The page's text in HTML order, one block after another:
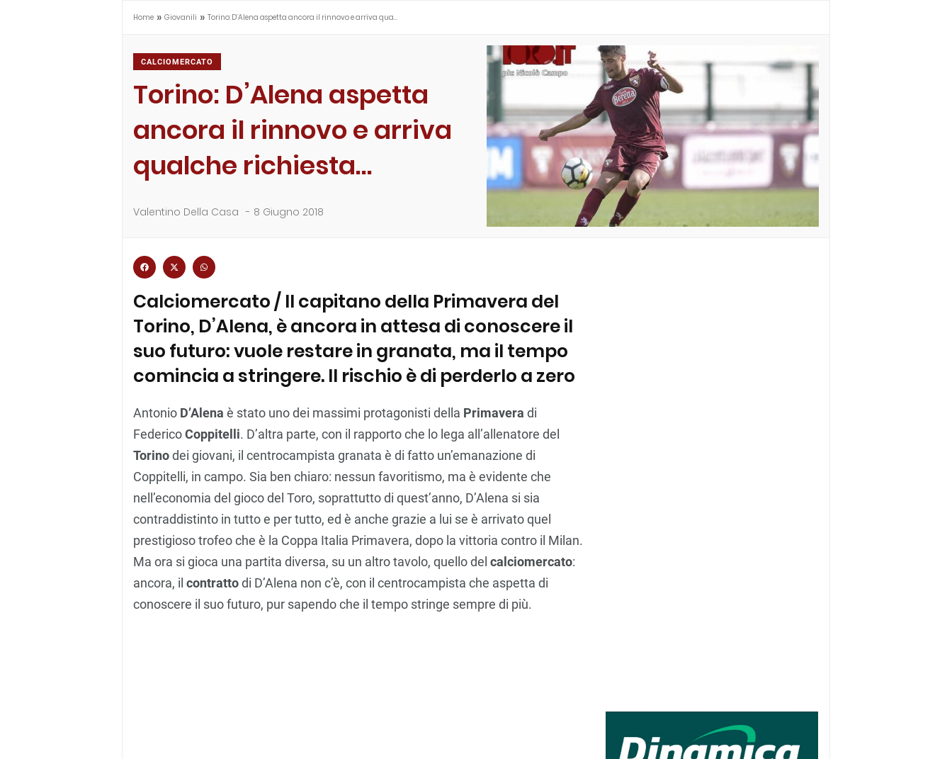
Home » Giovanili » Torino: D’Alena aspetta ancora il rinnovo e arriva qua…
CALCIOMERCATO
Torino: D’Alena aspetta
ancora il rinnovo e arriva
qualche richiesta…
Valentino Della Casa - 8 Giugno 2018
Calciomercato / Il capitano della Primavera del
Torino, D’Alena, è ancora in attesa di conoscere il
suo futuro: vuole restare in granata, ma il tempo
comincia a stringere. Il rischio è di perderlo a zero
Antonio D’Alena è stato uno dei massimi protagonisti della Primavera di
FedericoCoppitelli. D’altra parte, con il rapporto che lo lega all’allenatore del
Torinodei giovani, il centrocampista granata è di fatto un’emanazione di
Coppitelli, in campo. Sia ben chiaro: nessun favoritismo, ma è evidente che
nell’economia del gioco del Toro, soprattutto di quest’anno, D’Alena si sia
contraddistinto in tutto e per tutto, ed è anche grazie a lui se è arrivato quel
prestigioso trofeo che è la Coppa Italia Primavera, dopo la vittoria contro il Milan.
Ma ora si gioca una partita diversa, su un altro tavolo, quello del calciomercato:
ancora, il contrattodi D’Alena non c’è, con il centrocampista che aspetta di
conoscere il suo futuro, pur sapendo che il tempo stringe sempre di più.